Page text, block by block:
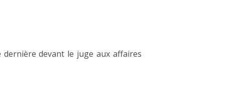
dernière devant le juge aux affaires